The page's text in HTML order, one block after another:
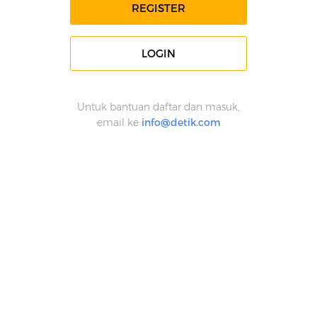
REGISTER
LOGIN
Untuk bantuan daftar dan masuk,
email ke info@detik.com